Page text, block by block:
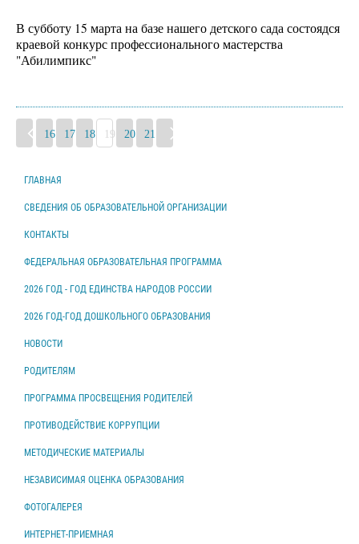
В субботу 15 марта на базе нашего детского сада состоядся
краевой конкурс профессионального мастерства
"Абилимпикс"
16 17 18 19 20 21
ГЛАВНАЯ
СВЕДЕНИЯ ОБ ОБРАЗОВАТЕЛЬНОЙ ОРГАНИЗАЦИИ
КОНТАКТЫ
ФЕДЕРАЛЬНАЯ ОБРАЗОВАТЕЛЬНАЯ ПРОГРАММА
2026 ГОД - ГОД ЕДИНСТВА НАРОДОВ РОССИИ
2026 ГОД-ГОД ДОШКОЛЬНОГО ОБРАЗОВАНИЯ
НОВОСТИ
РОДИТЕЛЯМ
ПРОГРАММА ПРОСВЕЩЕНИЯ РОДИТЕЛЕЙ
ПРОТИВОДЕЙСТВИЕ КОРРУПЦИИ
МЕТОДИЧЕСКИЕ МАТЕРИАЛЫ
НЕЗАВИСИМАЯ ОЦЕНКА ОБРАЗОВАНИЯ
ФОТОГАЛЕРЕЯ
ИНТЕРНЕТ-ПРИЕМНАЯ